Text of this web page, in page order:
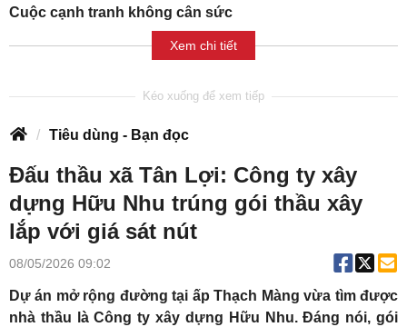
Cuộc cạnh tranh không cân sức
Xem chi tiết
Tiêu dùng - Bạn đọc
Đấu thầu xã Tân Lợi: Công ty xây
dựng Hữu Nhu trúng gói thầu xây
lắp với giá sát nút
08/05/2026 09:02
Dự án mở rộng đường tại ấp Thạch Màng vừa tìm được
nhà thầu là Công ty xây dựng Hữu Nhu. Đáng nói, gói